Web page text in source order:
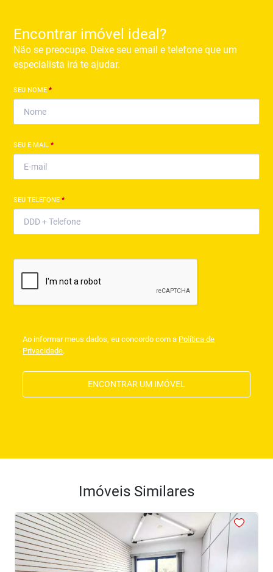
Encontrar imóvel ideal?
Não se preocupe. Deixe seu email e telefone que um
especialista irá te ajudar.
SEU NOME*
SEU E-MAIL*
SEU TELEFONE*
Ao informar meus dados, eu concordo com a Política de
Privacidade.
ENCONTRAR UM IMÓVEL
Imóveis Similares
<<<<